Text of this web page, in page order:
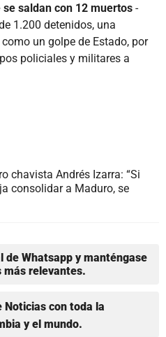
saldan con 12 muertos -
1.200 detenidos, una
un golpe de Estado, por
policiales y militares a
chavista Andrés Izarra: “Si
consolidar a Maduro, se
de Whatsapp y manténgase
más relevantes.
con toda la
y el mundo.